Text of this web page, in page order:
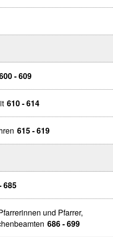
- 609
610 - 614
615 - 619
685
und Pfarrer,
686 - 699